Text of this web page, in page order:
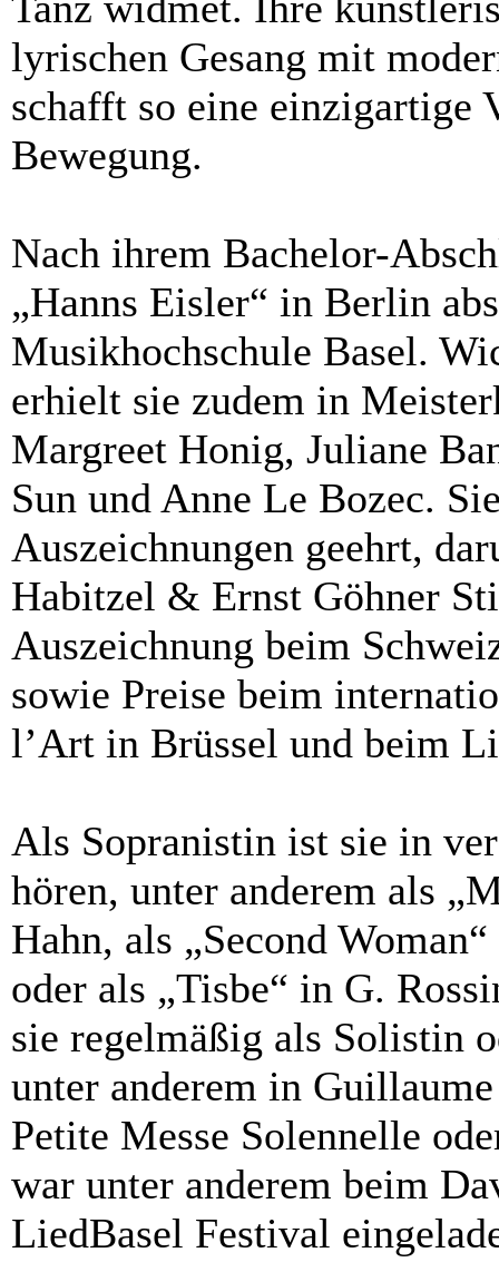
lyrischen Gesang mit
schafft so eine einzigartige
Bewegung.
Nach ihrem Bachelor-
„Hanns Eisler“ in Berlin
Musikhochschule Basel.
erhielt sie zudem in
Margreet Honig, Juliane
Sun und Anne Le Bozec.
Auszeichnungen geehrt,
Habitzel & Ernst Göhner
Auszeichnung beim
sowie Preise beim
l’Art in Brüssel und beim
Als Sopranistin ist sie in
hören, unter anderem als
Hahn, als „Second
oder als „Tisbe“ in G.
sie regelmäßig als Solistin
unter anderem in
Petite Messe Solennelle
war unter anderem beim
LiedBasel Festival